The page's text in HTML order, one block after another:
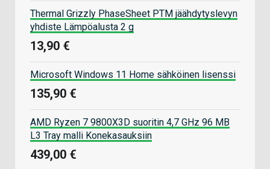
Thermal Grizzly PhaseSheet PTM jäähdytyslevyn
yhdiste Lämpöalusta 2 g
13,90 €
Microsoft Windows 11 Home sähköinen lisenssi
135,90 €
AMD Ryzen 7 9800X3D suoritin 4,7 GHz 96 MB
L3 Tray malli Konekasauksiin
439,00 €